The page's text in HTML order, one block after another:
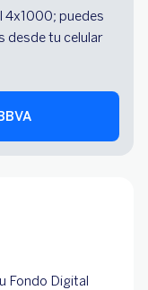
4x1000; puedes
desde tu celular
Fondo Digital